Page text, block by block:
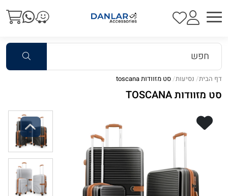
דף הבית נסיעות סט מזוודות toscana
סט מזוודות TOSCANA
Previous